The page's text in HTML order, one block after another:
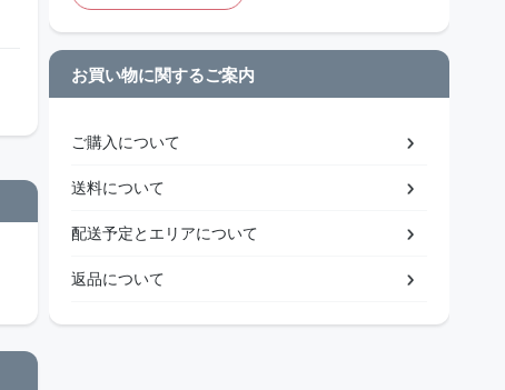
お買い物に関するご案内
ご購入について
送料について
配送予定とエリアについて
返品について